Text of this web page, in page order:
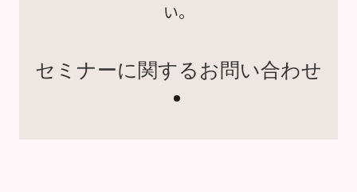
い。
セミナーに関するお問い合わせ